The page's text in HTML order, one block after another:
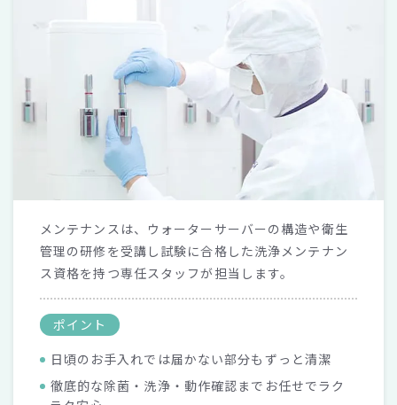
メンテナンスは、ウォーターサーバーの構造や衛生
管理の研修を受講し試験に合格した洗浄メンテナン
ス資格を持つ専任スタッフが担当します。
ポイント
日頃のお手入れでは届かない部分もずっと清潔
徹底的な除菌・洗浄・動作確認までお任せでラク